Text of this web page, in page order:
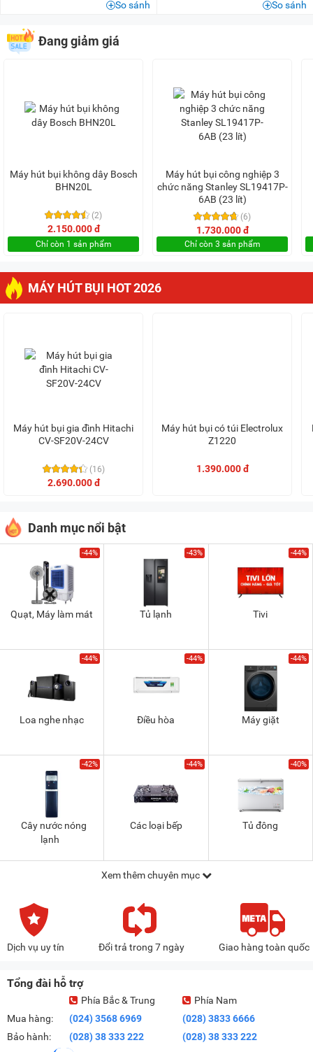
So sánh So sánh
Đang giảm giá
Máy hút bụi không dây Bosch
BHN20L
(2)
2.150.000 đ
Chỉ còn 1 sản phẩm
Máy hút bụi công nghiệp 3
chức năng Stanley SL19417P-
6AB (23 lít)
(6)
1.730.000 đ
Chỉ còn 3 sản phẩm
MÁY HÚT BỤI HOT 2026
Máy hút bụi gia đình Hitachi
CV-SF20V-24CV
(16)
2.690.000 đ
Máy hút bụi có túi Electrolux
Z1220
1.390.000 đ
Danh mục nổi bật
-44%
Quạt, Máy làm mát
-43%
Tủ lạnh
-44%
Tivi
-44%
Loa nghe nhạc
-44%
Điều hòa
-44%
Máy giặt
-42%
Cây nước nóng
lạnh
-44%
Các loại bếp
-40%
Tủ đông
Xem thêm chuyên mục
Dịch vụ uy tín Đổi trả trong 7 ngày Giao hàng toàn quốc
Tổng đài hỗ trợ
Mua hàng:
Bảo hành:
Phía Bắc & Trung
(024) 3568 6969
(028) 38 333 222
Phía Nam
(028) 3833 6666
(028) 38 333 222